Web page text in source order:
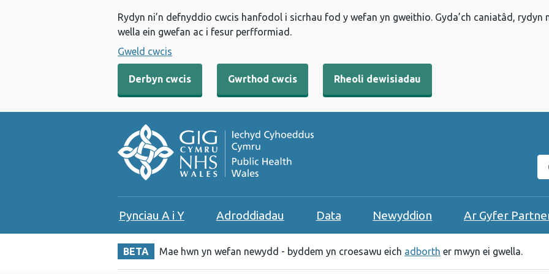
Rydyn ni’n defnyddio cwcis hanfodol i sicrhau fod y wefan yn gweithio. Gyda’ch caniatâd,
wella ein gwefan ac i fesur perfformiad.
Gweld cwcis
Derbyn cwcis Gwrthod cwcis Rheoli dewisiadau
Pynciau A i Y Adroddiadau Data Newyddion Ar Gyfer
BETA Mae hwn yn wefan newydd - byddem yn croesawu eich adborth er mwyn ei gwella.